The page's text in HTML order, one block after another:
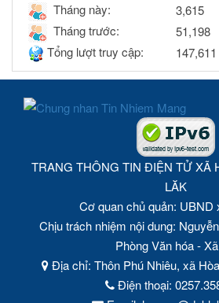
Tháng này:
3,615
Tháng trước:
51,198
Tổng lượt truy cập:
147,611
TRANG THÔNG TIN ĐIỆN TỬ XÃ
LĂK
Cơ quan chủ quản: UBND
Chịu trách nhiệm nội dung:
Phòng Văn hóa -
Địa chỉ: Thôn Phú Nhiêu, xã
Điện thoại: